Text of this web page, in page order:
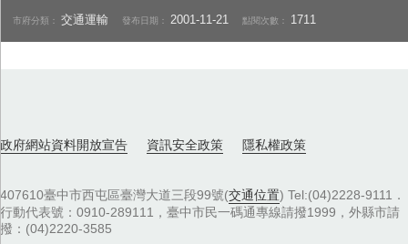
市府分類：交通運輸 發布日期： 2001-11-21 點閱次數： 1711
政府網站資料開放宣告 資訊安全政策 隱私權政策
407610臺中市西屯區臺灣大道三段99號(交通位置) Tel:(04)2228-9111．
行動代表號：0910-289111，臺中市民一碼通專線請撥1999，外縣市請
撥：(04)2220-3585